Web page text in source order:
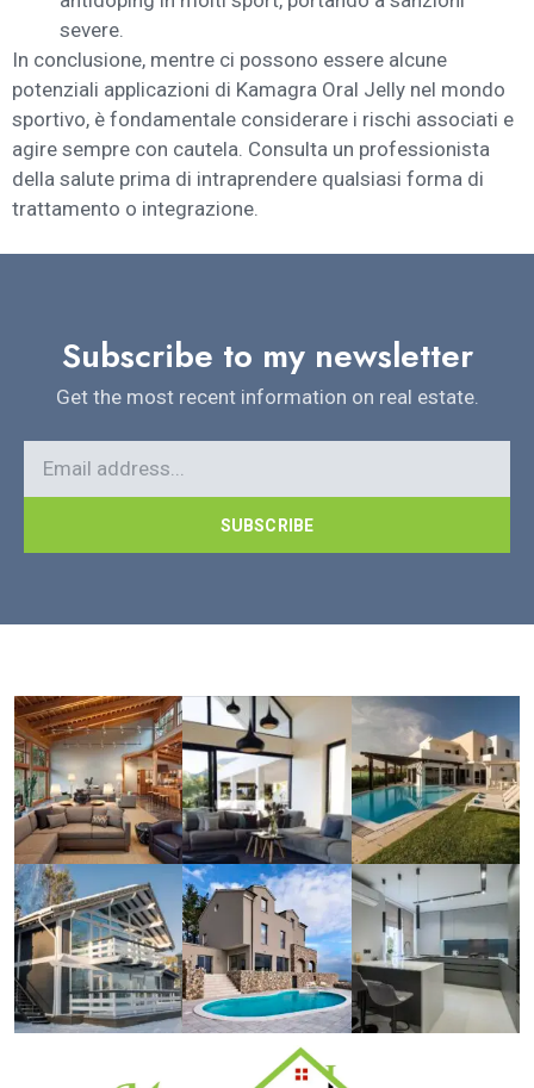
severe.
In conclusione, mentre ci possono essere alcune
potenziali applicazioni di Kamagra Oral Jelly nel mondo
sportivo, è fondamentale considerare i rischi associati e
agire sempre con cautela. Consulta un professionista
della salute prima di intraprendere qualsiasi forma di
trattamento o integrazione.
Subscribe to my newsletter
Get the most recent information on real estate.
SUBSCRIBE